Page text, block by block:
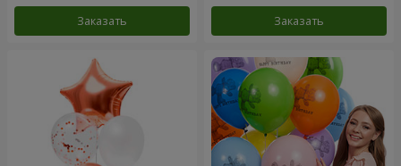
Заказать Заказать